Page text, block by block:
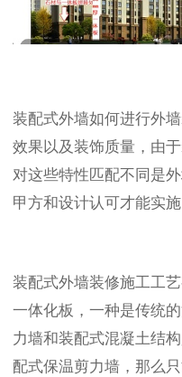
装配式外墙如何进行外
效果以及装饰质量，由
对这些特性匹配不同是
甲方和设计认可才能实施
装配式外墙装修施工工
一体化板，一种是传统
力墙和装配式混凝土结
配式保温剪力墙，那么